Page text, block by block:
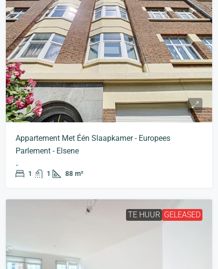
Appartement Met Één Slaapkamer - Europees
Parlement - Elsene
-
1 1 88 m²
TE HUUR GELEASED